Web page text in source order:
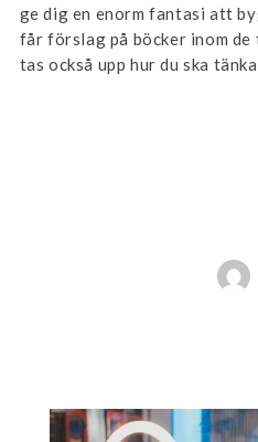
ge dig en enorm fantasi att
får förslag på böcker inom
tas också upp hur du ska